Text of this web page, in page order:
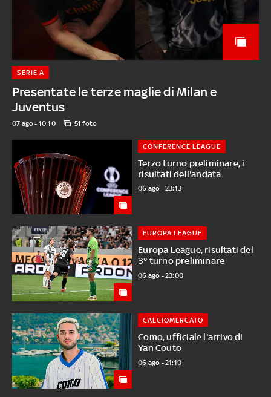
Presentate le terze maglie di Milan e
Juventus
SERIE A
07 ago - 10:10 51 foto
Terzo turno preliminare, i
risultati dell'andata
CONFERENCE LEAGUE
06 ago - 23:13
Europa League, risultati del
3° turno preliminare
EUROPA LEAGUE
06 ago - 23:00
Como, ufficiale l'arrivo di
Yan Couto
CALCIOMERCATO
06 ago - 21:10